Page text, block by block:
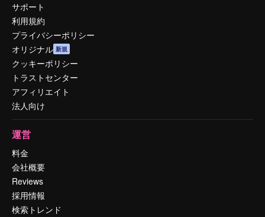
サポート
利用規約
プライバシーポリシー
オリジナル 新規
クッキーポリシー
トラストセンター
アフィリエイト
法人向け
運営
料金
会社概要
Reviews
採用情報
検索トレンド